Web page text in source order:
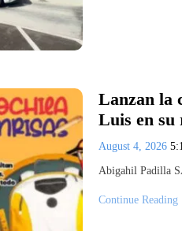
Lanzan la
Luis en su
August 4, 2026
Abigahil Padilla
Continue Reading